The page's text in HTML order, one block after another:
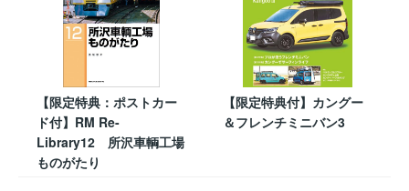
【限定特典：ポストカー
ド付】RM Re-
Library12 所沢車輌工場
ものがたり
【限定特典付】カングー
＆フレンチミニバン3